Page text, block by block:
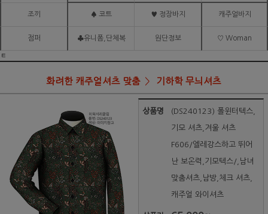
조끼 ♠ 코트 ♥ 정장바지 캐주얼바지
점퍼 ♣유니폼,단체복 원단정보 ♡ Woman
ㅌ
화려한 캐주얼셔츠 맞춤 기하학 무늬셔츠
상품명 (DS240123) 폴윈터텍스,
기모 셔츠,겨울 셔츠
F606/엘레강스하고 뛰어
난 보온력,기모텍스/,남녀
맞춤셔츠,남방,체크 셔츠,
캐주얼 와이셔츠